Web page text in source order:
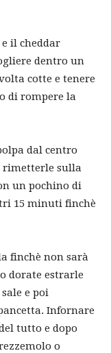
il cheddar
dentro un
cotte e tenere
di rompere la
dal centro
rimetterle sulla
un pochino di
15 minuti finchè
finchè non sarà
dorate estrarle
e poi
Infornare
tutto e dopo
o